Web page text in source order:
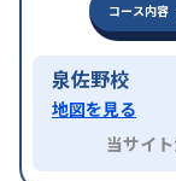
コース内容
泉佐野校
地図を見る
当サイ